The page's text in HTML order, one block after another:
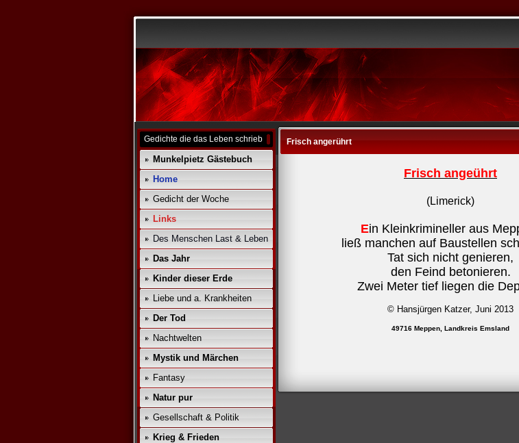
Gedichte die das Leben schrieb
Munkelpietz Gästebuch
Home
Gedicht der Woche
Links
Des Menschen Last & Leben
Das Jahr
Kinder dieser Erde
Liebe und a. Krankheiten
Der Tod
Nachtwelten
Mystik und Märchen
Fantasy
Natur pur
Gesellschaft & Politik
Krieg & Frieden
Frisch angerührt
Frisch angeührt
(Limerick)
Ein Kleinkrimineller aus
ließ manchen auf Baustellen
Tat sich nicht genieren,
den Feind betonieren.
Zwei Meter tief liegen die
© Hansjürgen Katzer, Juni 2013
49716 Meppen, Landkreis Emsland